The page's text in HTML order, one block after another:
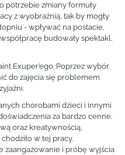
potrzebie zmiany formuły
z wyobraźnią, tak by mogły
- wpływać na postacie,
budowały spektakl,
Exuper’ego. Poprzez wybór
do zajęcia się problemem
chorobami dzieci i innymi
za bardzo cenne.
oraz kreatywnością,
w tej pracy.
zaangażowanie i próbę wyjścia